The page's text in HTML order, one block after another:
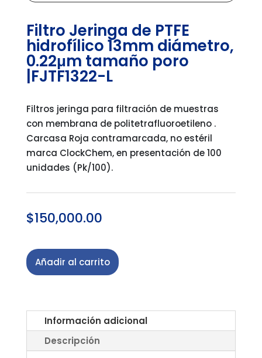
Filtro Jeringa de PTFE
hidrofílico 13mm diámetro,
0.22μm tamaño poro
|FJTF1322-L
Filtros jeringa para filtración de muestras
con membrana de politetrafluoroetileno .
Carcasa Roja contramarcada, no estéril
marca ClockChem, en presentación de 100
unidades (Pk/100).
$150,000.00
Añadir al carrito
Información adicional
Descripción